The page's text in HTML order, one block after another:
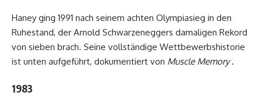
Haney ging 1991 nach seinem achten Olympiasieg in den
Ruhestand, der Arnold Schwarzeneggers damaligen Rekord
von sieben brach. Seine vollständige Wettbewerbshistorie
ist unten aufgeführt, dokumentiert von Muscle Memory.
1983